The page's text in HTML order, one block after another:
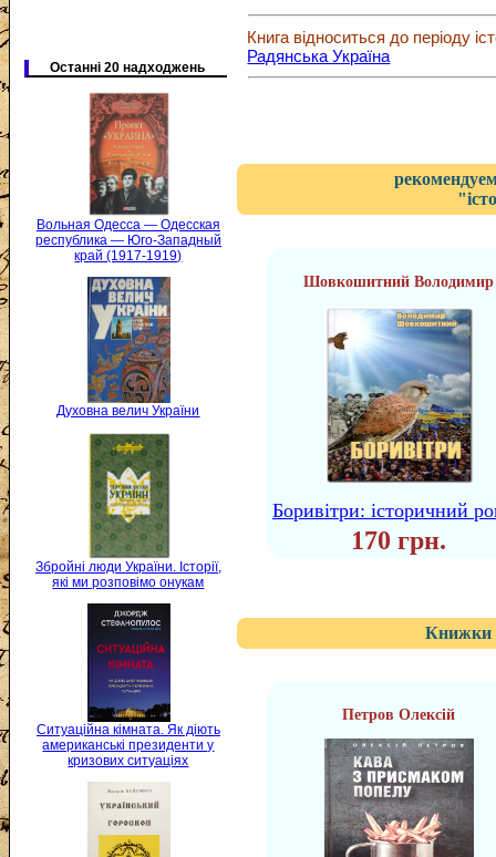
Останні 20 надходжень
Вольная Одесса — Одесская
республика — Юго-Западный
край (1917-1919)
Духовна велич України
Збройні люди України. Історії,
які ми розповімо онукам
Ситуаційна кімната. Як діють
американські президенти у
кризових ситуаціях
Книга відноситься до періоду
Радянська Україна
Шовкошитний Володимир
Боривітри: історичний
170 грн.
Книжки
Петров Олексій